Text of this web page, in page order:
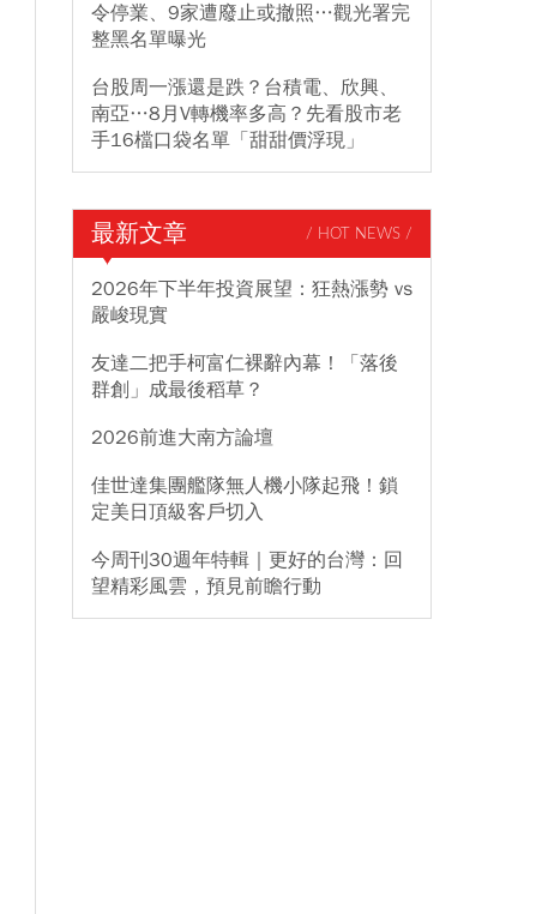
令停業、9家遭廢止或撤照…觀光署完
整黑名單曝光
台股周一漲還是跌？台積電、欣興、
南亞…8月V轉機率多高？先看股市老
手16檔口袋名單「甜甜價浮現」
最新文章 / HOT NEWS /
2026年下半年投資展望：狂熱漲勢 vs
嚴峻現實
友達二把手柯富仁裸辭內幕！「落後
群創」成最後稻草？
2026前進大南方論壇
佳世達集團艦隊無人機小隊起飛！鎖
定美日頂級客戶切入
今周刊30週年特輯｜更好的台灣：回
望精彩風雲，預見前瞻行動